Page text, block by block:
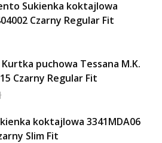
Sukienka koktajlowa
Czarny Regular Fit
puchowa Tessana M.K.
Czarny Regular Fit
koktajlowa 3341MDA06
Slim Fit